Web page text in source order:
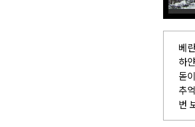
베
하
돋
추
번